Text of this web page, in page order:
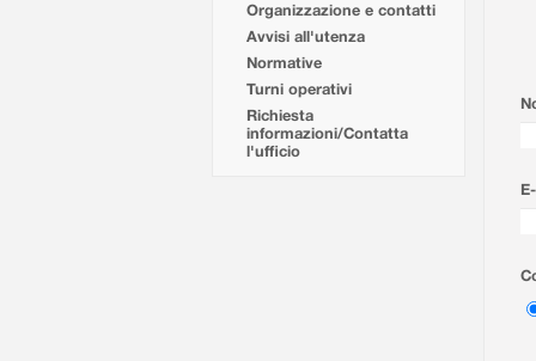
Organizzazione e contatti
Avvisi all'utenza
Normative
Turni operativi
Richiesta
informazioni/Contatta
l'ufficio